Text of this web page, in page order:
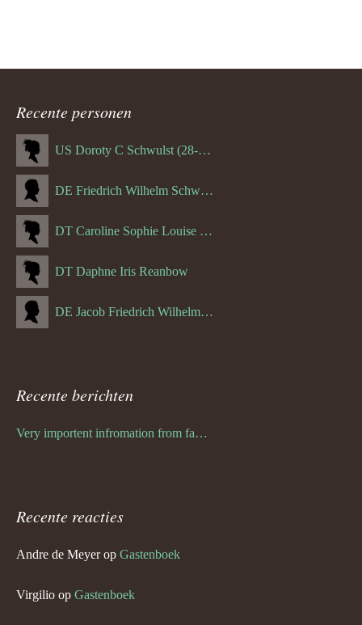
Recente personen
US Doroty C Schwulst (28-12-1919)
DE Friedrich Wilhelm Schwulst
DT Caroline Sophie Louise Schreuder born Schwulst (13-05-1866)
DT Daphne Iris Reanbow
DE Jacob Friedrich Wilhelm Hurth
Recente berichten
Very importent infromation from family Schwulst
Recente reacties
Andre de Meyerop Gastenboek
Virgilio op Gastenboek